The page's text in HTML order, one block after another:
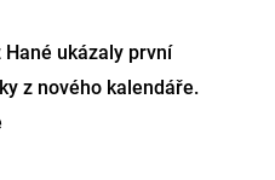
Hané ukázaly první
z nového kalendáře.